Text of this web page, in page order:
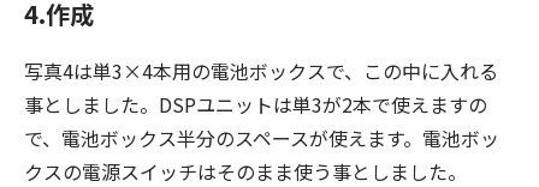
4.作成
写真4は単3×4本用の電池ボックスで、この中に入れる
事としました。DSPユニットは単3が2本で使えますの
で、電池ボックス半分のスペースが使えます。電池ボッ
クスの電源スイッチはそのまま使う事としました。